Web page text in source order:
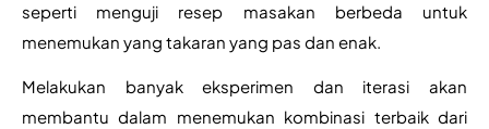
seperti menguji resep masakan berbeda untuk
menemukan yang takaran yang pas dan enak.
Melakukan banyak eksperimen dan iterasi akan
membantu dalam menemukan kombinasi terbaik dari